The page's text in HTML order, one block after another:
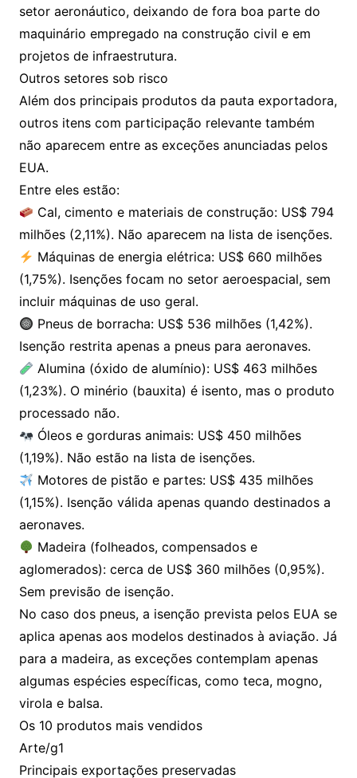
setor aeronáutico, deixando de fora boa parte do
maquinário empregado na construção civil e em
projetos de infraestrutura.
Outros setores sob risco
Além dos principais produtos da pauta exportadora,
outros itens com participação relevante também
não aparecem entre as exceções anunciadas pelos
EUA.
Entre eles estão:
Cal, cimento e materiais de construção: US$ 794
milhões (2,11%). Não aparecem na lista de isenções.
Máquinas de energia elétrica: US$ 660 milhões
(1,75%). Isenções focam no setor aeroespacial, sem
incluir máquinas de uso geral.
Pneus de borracha: US$ 536 milhões (1,42%).
Isenção restrita apenas a pneus para aeronaves.
Alumina (óxido de alumínio): US$ 463 milhões
(1,23%). O minério (bauxita) é isento, mas o produto
processado não.
Óleos e gorduras animais: US$ 450 milhões
(1,19%). Não estão na lista de isenções.
Motores de pistão e partes: US$ 435 milhões
(1,15%). Isenção válida apenas quando destinados a
aeronaves.
Madeira (folheados, compensados e
aglomerados): cerca de US$ 360 milhões (0,95%).
Sem previsão de isenção.
No caso dos pneus, a isenção prevista pelos EUA se
aplica apenas aos modelos destinados à aviação. Já
para a madeira, as exceções contemplam apenas
algumas espécies específicas, como teca, mogno,
virola e balsa.
Os 10 produtos mais vendidos
Arte/g1
Principais exportações preservadas